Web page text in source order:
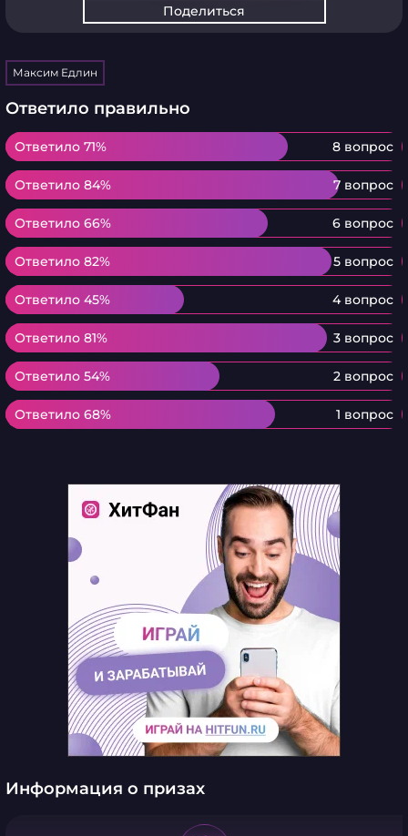
Поделиться
Максим Едлин
Ответило правильно
Ответило 71% 8 вопрос
Ответило 71%
Ответило 84% 7 вопрос
Ответило 84%
Ответило 66% 6 вопрос
Ответило 66%
Ответило 82% 5 вопрос
Ответило 82%
Ответило 45% 4 вопрос
Ответило 45%
Ответило 81% 3 вопрос
Ответило 81%
Ответило 54% 2 вопрос
Ответило 54%
Ответило 68% 1 вопрос
Ответило 68%
Информация о призах